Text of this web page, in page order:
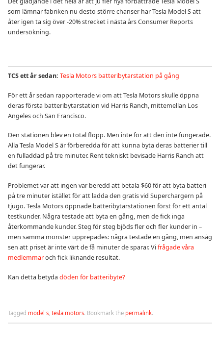
som lämnar fabriken nu desto större chanser har Tesla Model S att
åter igen ta sig över -20% strecket i nästa års Consumer Reports
undersökning.
TCS ett år sedan: Tesla Motors batteribytarstation på gång
För ett år sedan rapporterade vi om att Tesla Motors skulle öppna
deras första batteribytarstation vid Harris Ranch, mittemellan Los
Angeles och San Francisco.
Den stationen blev en total flopp. Men inte för att den inte fungerade.
Alla Tesla Model S är förberedda för att kunna byta deras batterier till
en fulladdad på tre minuter. Rent tekniskt bevisade Harris Ranch att
det fungerar.
Problemet var att ingen var beredd att betala $60 för att byta batteri
på tre minuter istället för att ladda den gratis vid Superchargern på
tjugo. Tesla Motors öppnade batteribytarstationen först för ett antal
testkunder. Några testade att byta en gång, men de fick inga
återkommande kunder. Steg för steg bjöds fler och fler kunder in –
men samma mönster upprepades: några testade en gång, men ansåg
sen att priset är inte värt de få minuter de sparar. Vifrågade våra
medlemmaroch fick liknande resultat.
Kan detta betyda döden för batteribyte?
Tagged model s tesla motors. Bookmark the permalink.